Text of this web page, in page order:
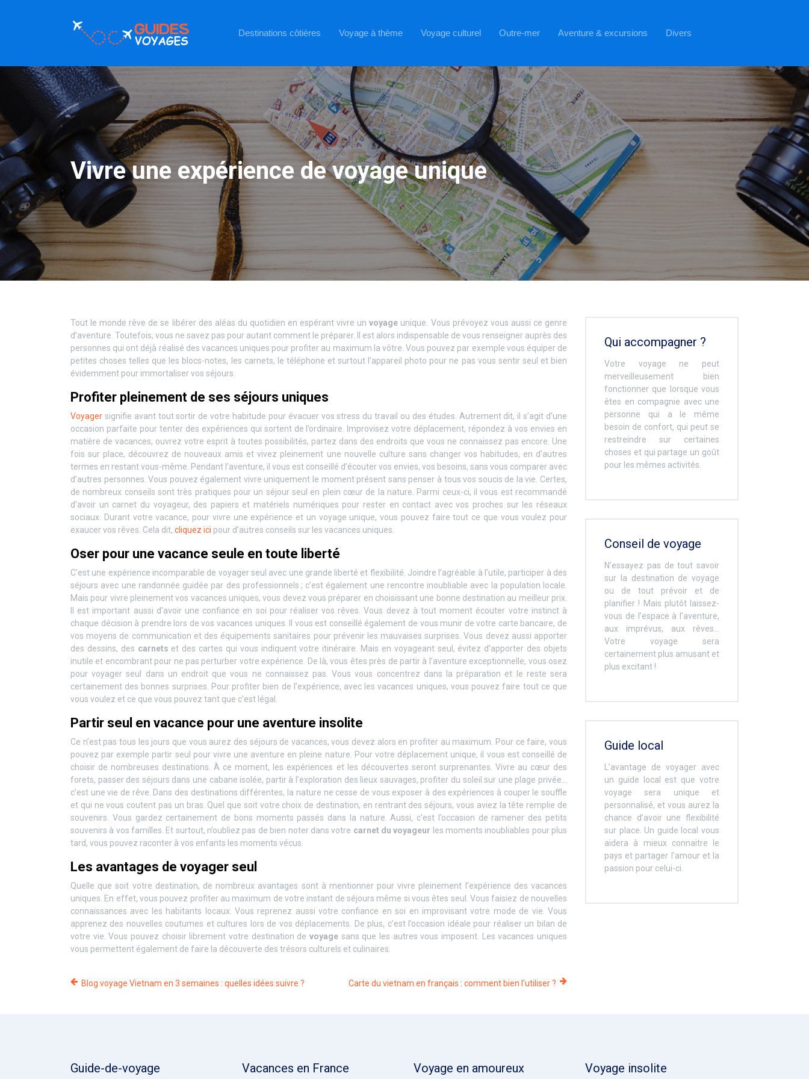
Destinations côtières Voyage à thème Voyage culturel Outre-mer Aventure & excursions Divers
Vivre une expérience de voyage unique
Tout le monde rêve de se libérer des aléas du quotidien en espérant vivre unvoyage unique. Vous prévoyez vous aussi ce genre
d’aventure. Toutefois, vous ne savez pas pour autant comment le préparer. Il est alors indispensable de vous renseigner auprès des
personnes qui ont déjà réalisé des vacances uniques pour profiter au maximum la vôtre. Vous pouvez par exemple vous équiper de
petites choses telles que les blocs-notes, les carnets, le téléphone et surtout l’appareil photo pour ne pas vous sentir seul et bien
évidemment pour immortaliser vos séjours.
Profiter pleinement de ses séjours uniques
Voyager signifie avant tout sortir de votre habitude pour évacuer vos stress du travail ou des études. Autrement dit, il s’agit d’une
occasion parfaite pour tenter des expériences qui sortent de l’ordinaire. Improvisez votre déplacement, répondez à vos envies en
matière de vacances, ouvrez votre esprit à toutes possibilités, partez dans des endroits que vous ne connaissez pas encore. Une
fois sur place, découvrez de nouveaux amis et vivez pleinement une nouvelle culture sans changer vos habitudes, en d’autres
termes en restant vous-même. Pendant l’aventure, il vous est conseillé d’écouter vos envies, vos besoins, sans vous comparer avec
d’autres personnes. Vous pouvez également vivre uniquement le moment présent sans penser à tous vos soucis de la vie. Certes,
de nombreux conseils sont très pratiques pour un séjour seul en plein cœur de la nature. Parmi ceux-ci, il vous est recommandé
d’avoir un carnet du voyageur, des papiers et matériels numériques pour rester en contact avec vos proches sur les réseaux
sociaux. Durant votre vacance, pour vivre une expérience et un voyage unique, vous pouvez faire tout ce que vous voulez pour
exaucer vos rêves. Cela dit, cliquez ici pour d’autres conseils sur les vacances uniques.
Oser pour une vacance seule en toute liberté
C’est une expérience incomparable de voyager seul avec une grande liberté et flexibilité. Joindre l’agréable à l’utile, participer à des
séjours avec une randonnée guidée par des professionnels ; c’est également une rencontre inoubliable avec la population locale.
Mais pour vivre pleinement vos vacances uniques, vous devez vous préparer en choisissant une bonne destination au meilleur prix.
Il est important aussi d’avoir une confiance en soi pour réaliser vos rêves. Vous devez à tout moment écouter votre instinct à
chaque décision à prendre lors de vos vacances uniques. Il vous est conseillé également de vous munir de votre carte bancaire, de
vos moyens de communication et des équipements sanitaires pour prévenir les mauvaises surprises. Vous devez aussi apporter
des dessins, des carnets et des cartes qui vous indiquent votre itinéraire. Mais en voyageant seul, évitez d’apporter des objets
inutile et encombrant pour ne pas perturber votre expérience. De là, vous êtes près de partir à l’aventure exceptionnelle, vous osez
pour voyager seul dans un endroit que vous ne connaissez pas. Vous vous concentrez dans la préparation et le reste sera
certainement des bonnes surprises. Pour profiter bien de l’expérience, avec les vacances uniques, vous pouvez faire tout ce que
vous voulez et ce que vous pouvez tant que c’est légal.
Partir seul en vacance pour une aventure insolite
Ce n’est pas tous les jours que vous aurez des séjours de vacances, vous devez alors en profiter au maximum. Pour ce faire, vous
pouvez par exemple partir seul pour vivre une aventure en pleine nature. Pour votre déplacement unique, il vous est conseillé de
choisir de nombreuses destinations. À ce moment, les expériences et les découvertes seront surprenantes. Vivre au cœur des
forets, passer des séjours dans une cabane isolée, partir à l’exploration des lieux sauvages, profiter du soleil sur une plage privée…
c’est une vie de rêve. Dans des destinations différentes, la nature ne cesse de vous exposer à des expériences à couper le souffle
et qui ne vous coutent pas un bras. Quel que soit votre choix de destination, en rentrant des séjours, vous aviez la tête remplie de
souvenirs. Vous gardez certainement de bons moments passés dans la nature. Aussi, c’est l’occasion de ramener des petits
souvenirs à vos familles. Et surtout, n’oubliez pas de bien noter dans votre carnet du voyageur les moments inoubliables pour plus
tard, vous pouvez raconter à vos enfants les moments vécus.
Les avantages de voyager seul
Quelle que soit votre destination, de nombreux avantages sont à mentionner pour vivre pleinement l’expérience des vacances
uniques. En effet, vous pouvez profiter au maximum de votre instant de séjours même si vous êtes seul. Vous faisiez de nouvelles
connaissances avec les habitants locaux. Vous reprenez aussi votre confiance en soi en improvisant votre mode de vie. Vous
apprenez des nouvelles coutumes et cultures lors de vos déplacements. De plus, c’est l’occasion idéale pour réaliser un bilan de
votre vie. Vous pouvez choisir librement votre destination de voyage sans que les autres vous imposent. Les vacances uniques
vous permettent également de faire la découverte des trésors culturels et culinaires.
Blog voyage Vietnam en 3 semaines : quelles idées suivre ? Carte du vietnam en français : comment bien l’utiliser ?
Qui accompagner ?
Votre voyage ne peut
merveilleusement bien
fonctionner que lorsque vous
êtes en compagnie avec une
personne qui a le même
besoin de confort, qui peut se
restreindre sur certaines
choses et qui partage un goût
pour les mêmes activités.
Conseil de voyage
N’essayez pas de tout savoir
sur la destination de voyage
ou de tout prévoir et de
planifier ! Mais plutôt laissez-
vous de l’espace à l’aventure,
aux imprévus, aux rêves…
Votre voyage sera
certainement plus amusant et
plus excitant !
Guide local
L’avantage de voyager avec
un guide local est que votre
voyage sera unique et
personnalisé, et vous aurez la
chance d’avoir une flexibilité
sur place. Un guide local vous
aidera à mieux connaitre le
pays et partager l’amour et la
passion pour celui-ci.
Guide-de-voyage Vacances en France Voyage en amoureux Voyage insolite